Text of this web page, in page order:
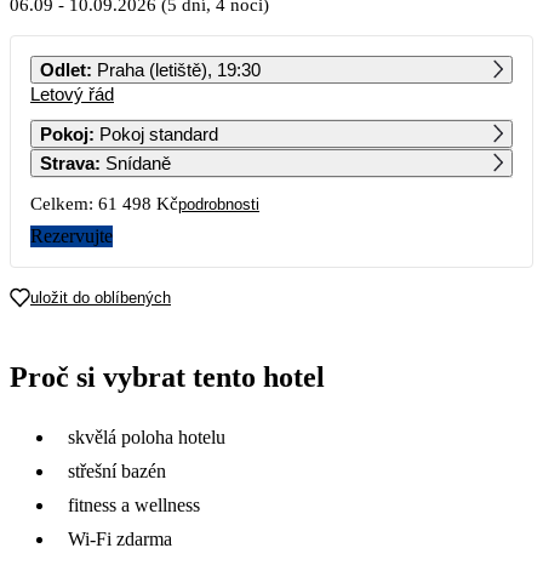
PO ÚT ST ČT PÁ SO NE
30 749
7 8
14
21 22
06.09 - 10.09.2026 (5 dní, 4 noci)
Odlet: Praha (letiště), 19:30
Letový řád
Pokoj: Pokoj standard
Strava: Snídaně
Celkem: 61 498 Kčpodrobnosti
Rezervujte
uložit do oblíbených
Proč si vybrat tento hotel
skvělá poloha hotelu
střešní bazén
fitness a wellness
Wi-Fi zdarma